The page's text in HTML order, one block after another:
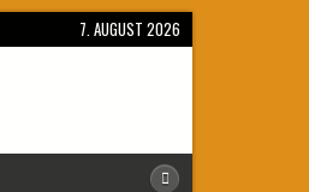
7. AUGUST 2026